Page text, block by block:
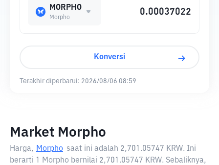
MORPHO
Morpho
Konversi
Terakhir diperbarui: 2026/08/06 08:59
Market Morpho
Harga, Morpho saat ini adalah 2,701.05747 KRW. Ini
berarti 1 Morpho bernilai 2,701.05747 KRW. Sebaliknya,